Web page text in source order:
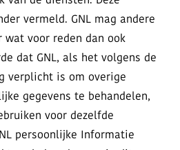
vermeld. GNL mag andere
voor reden dan ook
dat GNL, als het volgens de
verplicht is om overige
gegevens te behandelen,
voor dezelfde
persoonlijke Informatie